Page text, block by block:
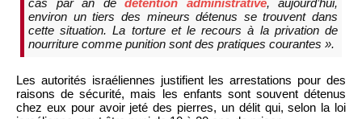
cas par an de détention administrative, aujourd’hui,
environ un tiers des mineurs détenus se trouvent dans
cette situation. La torture et le recours à la privation de
nourriture comme punition sont des pratiques courantes ».
Les autorités israéliennes justifient les arrestations pour des
raisons de sécurité, mais les enfants sont souvent détenus
chez eux pour avoir jeté des pierres, un délit qui, selon la loi